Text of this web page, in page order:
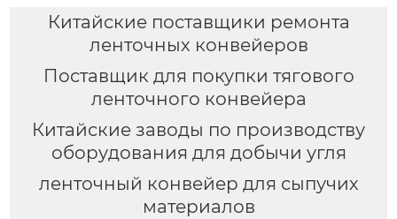
Китайские поставщики ремонта
ленточных конвейеров
Поставщик для покупки тягового
ленточного конвейера
Китайские заводы по производству
оборудования для добычи угля
ленточный конвейер для сыпучих
материалов